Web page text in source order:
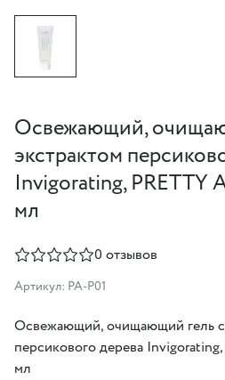
Освежающий,
экстрактом
Invigorating, PRETTY
мл
0 отзывов
Артикул: PA-P01
Освежающий, очищающий гель с
персикового дерева
мл